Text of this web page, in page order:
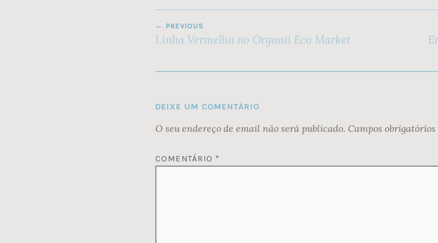
DE
PREVIOUS
Linha Vermelha no Organii Eco Market
DEIXE UM COMENTÁRIO
O seu endereço de email não será publicado. Campos
COMENTÁRIO *